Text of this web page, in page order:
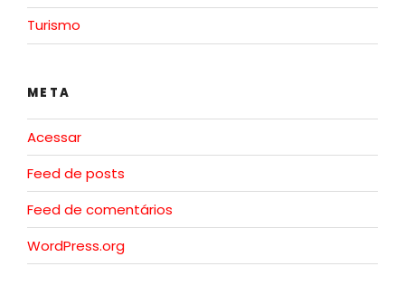
Turismo
META
Acessar
Feed de posts
Feed de comentários
WordPress.org